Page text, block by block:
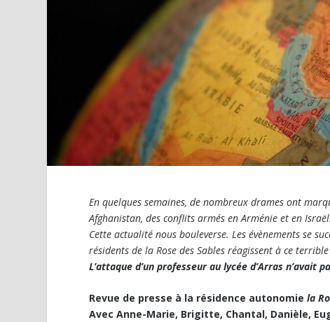
En quelques semaines, de nombreux drames ont
Afghanistan, des conflits armés en Arménie et en Israël.
Cette actualité nous bouleverse. Les évènements se
résidents de la Rose des Sables réagissent à ce
L’attaque d’un professeur au lycée d’Arras n’avait
Revue de presse à la résidence autonomiela
Avec Anne-Marie, Brigitte, Chantal, Danièle,